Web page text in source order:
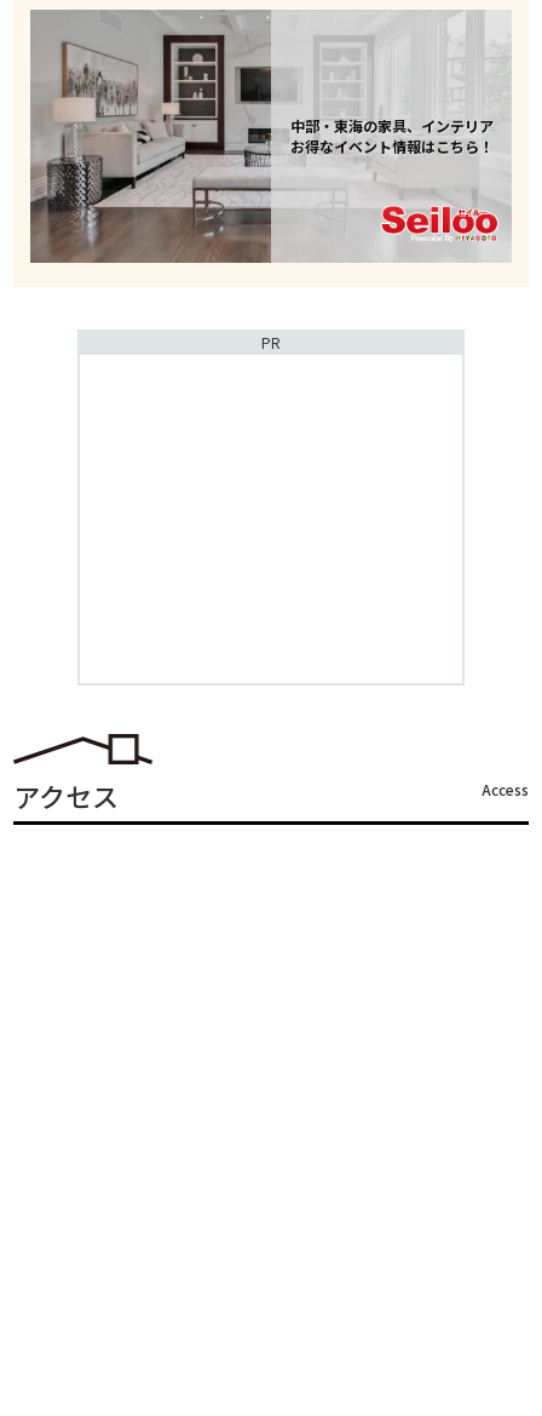
中部・東海の家具、インテリア
お得なイベント情報はこちら！
PR
アクセス Access